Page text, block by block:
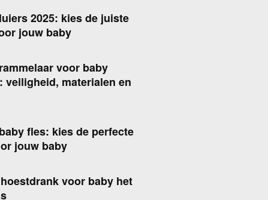
2025: kies de juiste
jouw baby
voor baby
veiligheid, materialen en
fles: kies de perfecte
jouw baby
voor baby het